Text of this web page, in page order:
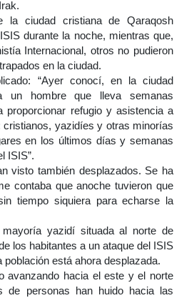
la ciudad cristiana de Qaraqosh
durante la noche, mientras que,
Internacional, otros no pudieron
en la ciudad.
“Ayer conocí, en la ciudad
hombre que lleva semanas
proporcionar refugio y asistencia a
cristianos, yazidíes y otras minorías
en los últimos días y semanas
ISIS”.
visto también desplazados. Se ha
contaba que anoche tuvieron que
tiempo siquiera para echarse la
yazidí situada al norte de
los habitantes a un ataque del ISIS
está ahora desplazada.
avanzando hacia el este y el norte
de personas han huido hacia las